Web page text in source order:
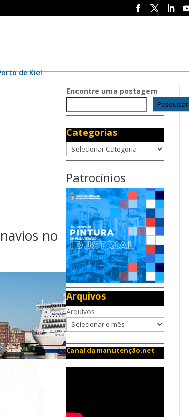
de Kiel
no
Encontre uma postagem
Pesquisar
Categorias
Categorias
Patrocínios
Arquivos
Arquivos
Canal da manutenção.net